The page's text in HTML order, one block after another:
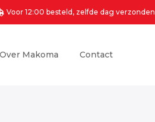
Voor 12:00 besteld, zelfde dag verzonden
Over Makoma Contact